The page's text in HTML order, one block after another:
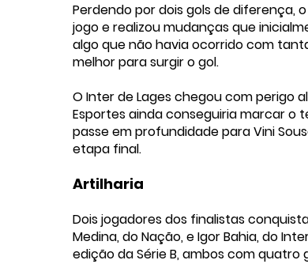
Perdendo por dois gols de diferença,
jogo e realizou mudanças que
algo que não havia ocorrido com
melhor para surgir o gol.
O Inter de Lages chegou com perigo
Esportes ainda conseguiria marcar o
passe em profundidade para Vini
etapa final.
Artilharia
Dois jogadores dos finalistas
Medina, do Nação, e Igor Bahia, do
edição da Série B, ambos com quatro